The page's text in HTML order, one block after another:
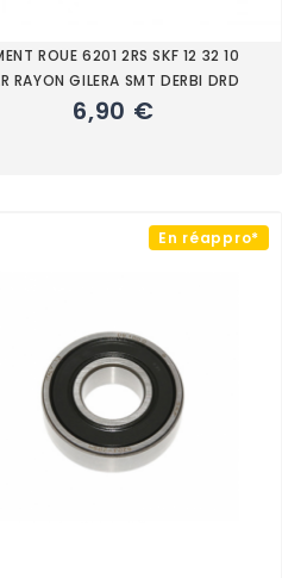
ROUE 6201 2RS SKF 12 32 10
RAYON GILERA SMT DERBI DRD
6,90 €
En réappro*